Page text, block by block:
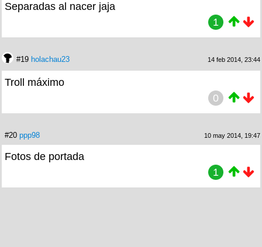
Separadas al nacer jaja
1
#19 holachau23 14 feb 2014, 23:44
Troll máximo
0
#20 ppp98 10 may 2014, 19:47
Fotos de portada
1